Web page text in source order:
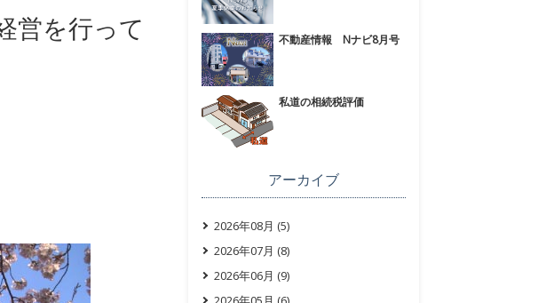
営を行って
不動産情報 Nナビ8月号
私道の相続税評価
アーカイブ
2026年08月 (5)
2026年07月 (8)
2026年06月 (9)